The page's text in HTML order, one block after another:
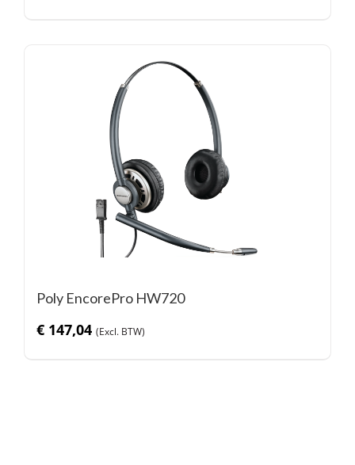
Poly EncorePro HW720
€ 147,04